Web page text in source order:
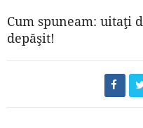
Cum spuneam: uitaţi
depăşit!